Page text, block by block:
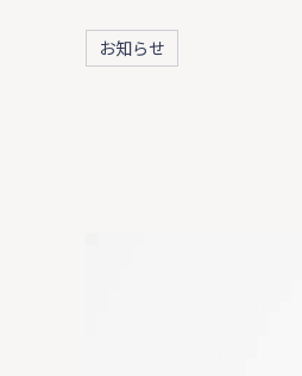
お知らせ